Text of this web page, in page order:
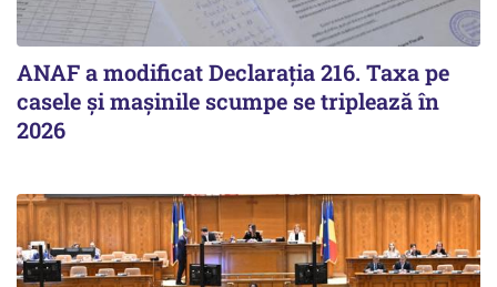
ANAF a modificat Declarația 216. Taxa pe
casele și mașinile scumpe se triplează în
2026